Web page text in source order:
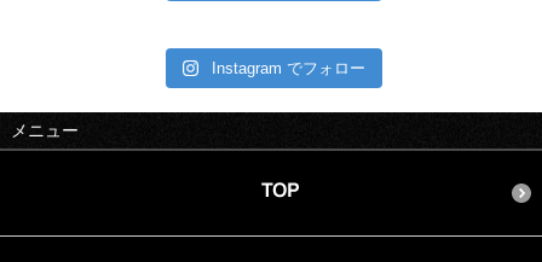
Instagram でフォロー
メニュー